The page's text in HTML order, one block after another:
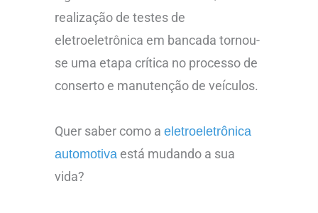
realização de testes de
eletroeletrônica em bancada tornou-
se uma etapa crítica no processo de
conserto e manutenção de veículos.
Quer saber como aeletroeletrônica
automotiva está mudando a sua
vida?